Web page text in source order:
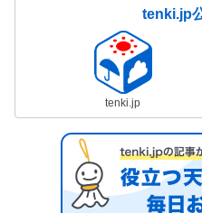
tenki.jp
tenki.jp